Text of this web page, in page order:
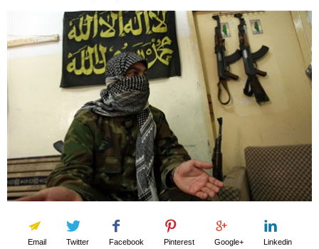
Email Twitter Facebook Pinterest Google+ Linkedin